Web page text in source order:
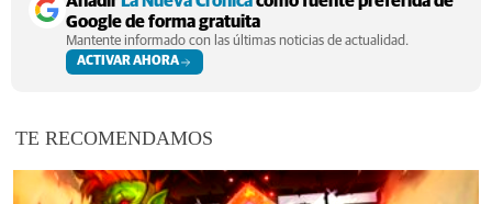
Google de forma gratuita
Mantente informado con las últimas noticias de actualidad.
ACTIVAR AHORA
TE RECOMENDAMOS